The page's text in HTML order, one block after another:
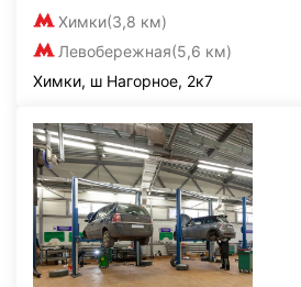
Химки(3,8 км)
Левобережная(5,6 км)
Химки, ш Нагорное, 2к7